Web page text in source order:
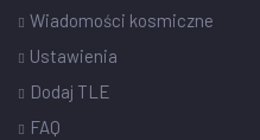
Wiadomości kosmiczne
Ustawienia
Dodaj TLE
FAQ